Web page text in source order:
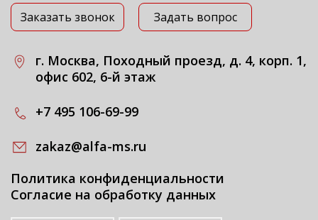
Заказать звонок Задать вопрос
г. Москва, Походный проезд, д. 4, корп. 1,
офис 602, 6-й этаж
+7 495 106-69-99
zakaz@alfa-ms.ru
Политика конфиденциальности
Согласие на обработку данных